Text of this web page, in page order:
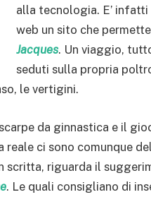
alla tecnologia. E’
web un sito che permette
Jacques. Un viaggio,
seduti sulla propria
le vertigini.
da ginnastica e il
reale ci sono comunque
scritta, riguarda il
. Le quali consigliano di